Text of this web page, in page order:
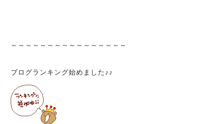
～～～～～～～～～～～～～～～～
ブログランキング始めました♪♪